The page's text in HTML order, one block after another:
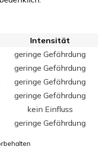
Intensität
geringe Gefährdung
geringe Gefährdung
geringe Gefährdung
geringe Gefährdung
kein Einfluss
geringe Gefährdung